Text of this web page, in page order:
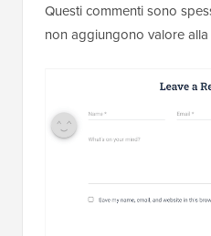
Questi commenti sono
non aggiungono valore